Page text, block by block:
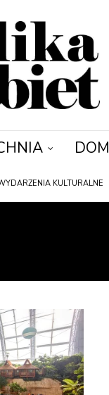
DOM
KULTURALNE